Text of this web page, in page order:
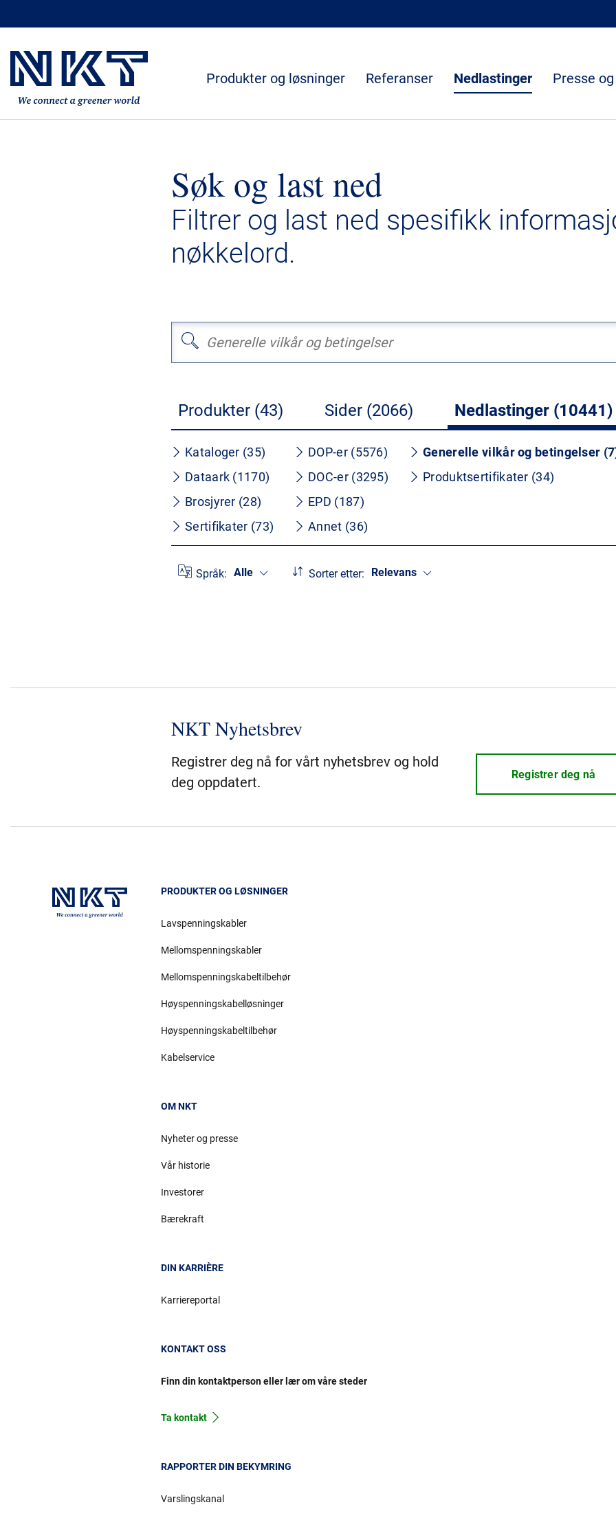
Produkter og løsninger Referanser Nedlastinger Presse
Søk og last ned
Filtrer og last ned spesifikk
nøkkelord.
Produkter (43) Sider (2066) Nedlastinger (10441)
Kataloger (35)
Dataark (1170)
Brosjyrer (28)
Sertifikater (73)
DOP-er (5576)
DOC-er (3295)
EPD (187)
Annet (36)
Generelle vilkår og betingelser
Produktsertifikater (34)
Språk: Alle Sorter etter: Relevans
NKT Nyhetsbrev
Registrer deg nå for vårt nyhetsbrev og hold
deg oppdatert.
Registrer deg nå
PRODUKTER OG LØSNINGER
Lavspenningskabler
Mellomspenningskabler
Mellomspenningskabeltilbehør
Høyspenningskabelløsninger
Høyspenningskabeltilbehør
Kabelservice
OM NKT
Nyheter og presse
Vår historie
Investorer
Bærekraft
DIN KARRIÈRE
Karriereportal
KONTAKT OSS
Finn din kontaktperson eller lær om våre steder
Ta kontakt
RAPPORTER DIN BEKYMRING
Varslingskanal